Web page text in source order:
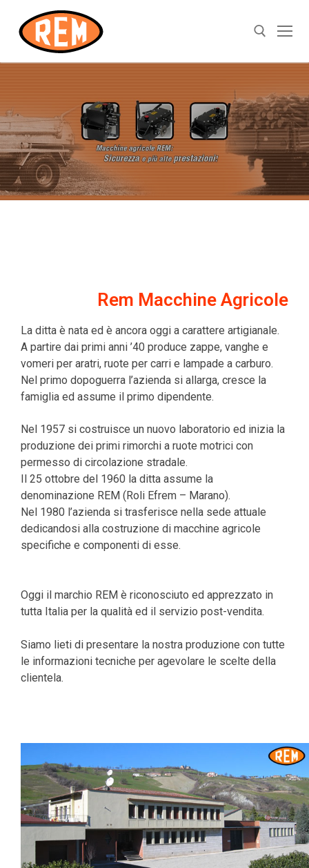
Rem Macchine Agricole
La ditta è nata ed è ancora oggi a carattere artigianale.
A partire dai primi anni ’40 produce zappe, vanghe e
vomeri per aratri, ruote per carri e lampade a carburo.
Nel primo dopoguerra l’azienda si allarga, cresce la
famiglia ed assume il primo dipendente.
Nel 1957 si costruisce un nuovo laboratorio ed inizia la
produzione dei primi rimorchi a ruote motrici con
permesso di circolazione stradale.
Il 25 ottobre del 1960 la ditta assume la
denominazione REM (Roli Efrem – Marano).
Nel 1980 l’azienda si trasferisce nella sede attuale
dedicandosi alla costruzione di macchine agricole
specifiche e componenti di esse.
Oggi il marchio REM è riconosciuto ed apprezzato in
tutta Italia per la qualità ed il servizio post-vendita.
Siamo lieti di presentare la nostra produzione con tutte
le informazioni tecniche per agevolare le scelte della
clientela.